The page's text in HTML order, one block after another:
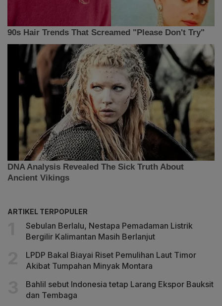
ARTIKEL TERPOPULER
Sebulan Berlalu, Nestapa Pemadaman Listrik
Bergilir Kalimantan Masih Berlanjut
LPDP Bakal Biayai Riset Pemulihan Laut Timor
Akibat Tumpahan Minyak Montara
Bahlil sebut Indonesia tetap Larang Ekspor Bauksit
dan Tembaga